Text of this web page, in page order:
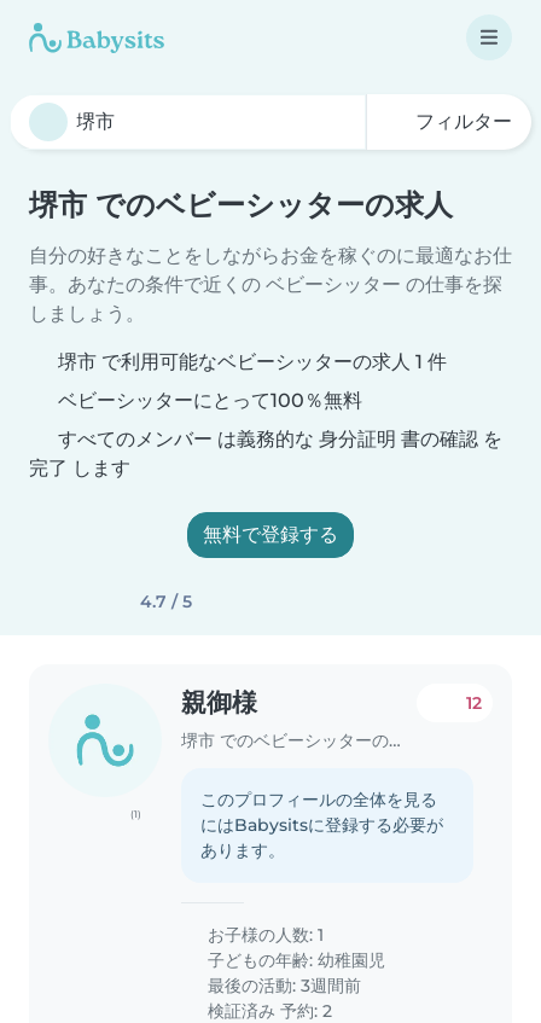
フィルター
堺市 でのベビーシッターの求人
自分の好きなことをしながらお金を稼ぐのに最適なお仕
事。あなたの条件で近くの ベビーシッター の仕事を探
しましょう。
堺市 で利用可能なベビーシッターの求人 1 件
ベビーシッターにとって100％無料
すべてのメンバー は義務的な 身分証明 書の確認 を
完了 します
無料で登録する
4.7 / 5
(1)
親御様
堺市 でのベビーシッターの求人
12
このプロフィールの全体を見る
にはBabysitsに登録する必要が
あります。
お子様の人数: 1
子どもの年齢:幼稚園児
最後の活動: 3週間前
検証済み 予約: 2